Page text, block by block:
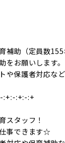
補助（定員数155
をお願いします。
や保護者対応な
:+:-:+:-:+
スタッフ！
事できます☆